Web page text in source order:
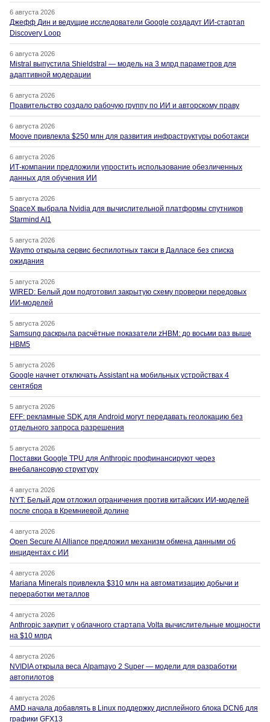
6 августа 2026
Джефф Дин и ведущие исследователи Google создадут ИИ-стартап
Discovery Loop
6 августа 2026
Mistral выпустила Shieldstral — модель на 3 млрд параметров для
адаптивной модерации
6 августа 2026
Правительство создало рабочую группу по ИИ и авторскому праву
6 августа 2026
Moove привлекла $250 млн для развития инфраструктуры роботакси
6 августа 2026
ИТ-компании предложили упростить использование обезличенных
данных для обучения ИИ
5 августа 2026
SpaceX выбрала Nvidia для вычислительной платформы спутников
Starmind AI1
5 августа 2026
Waymo открыла сервис беспилотных такси в Далласе без списка
ожидания
5 августа 2026
WIRED: Белый дом подготовил закрытую схему проверки передовых
ИИ-моделей
5 августа 2026
Samsung раскрыла расчётные показатели zHBM: до восьми раз выше
HBM5
5 августа 2026
Google начнет отключать Assistant на мобильных устройствах 4
сентября
5 августа 2026
EFF: рекламные SDK для Android могут передавать геолокацию без
отдельного запроса разрешения
5 августа 2026
Поставки Google TPU для Anthropic профинансируют через
внебалансовую структуру
4 августа 2026
NYT: Белый дом отложил ограничения против китайских ИИ-моделей
после спора в Кремниевой долине
4 августа 2026
Open Secure AI Alliance предложил механизм обмена данными об
инцидентах с ИИ
4 августа 2026
Mariana Minerals привлекла $310 млн на автоматизацию добычи и
переработки металлов
4 августа 2026
Anthropic закупит у облачного стартапа Volta вычислительные мощности
на $10 млрд
4 августа 2026
NVIDIA открыла веса Alpamayo 2 Super — модели для разработки
автопилотов
4 августа 2026
AMD начала добавлять в Linux поддержку дисплейного блока DCN6 для
графики GFX13